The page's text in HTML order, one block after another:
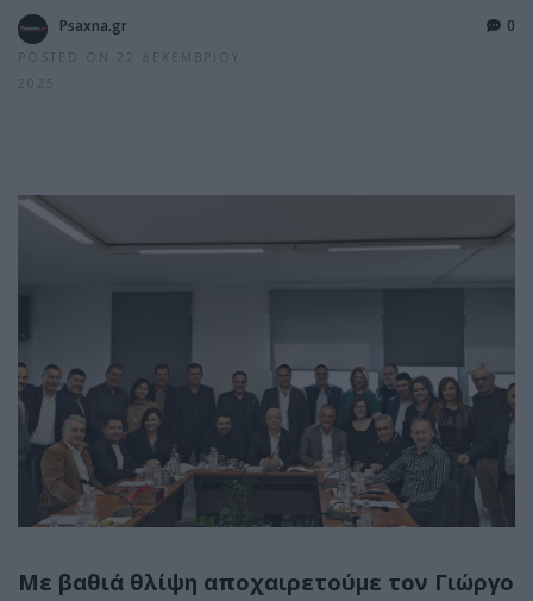
Psaxna.gr
POSTED ON 22 ΔΕΚΕΜΒΡΊΟΥ
2025
0
Με βαθιά θλίψη αποχαιρετούμε τον Γιώργο